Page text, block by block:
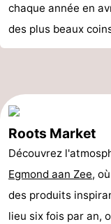
chaque année en
des plus beaux
Roots Market
Découvrez
Egmond aan Zee,
des produits
lieu six fois par an,